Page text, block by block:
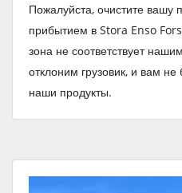
Пожалуйста, очистите вашу
прибытием в Stora Enso
зона не соответствует
отклоним грузовик, и вам
наши продукты.